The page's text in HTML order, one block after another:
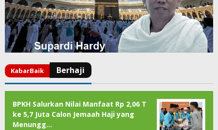
BPKH Salurkan Nilai Manfaat Rp 2,06 T
ke 5,7 Juta Calon Jemaah Haji yang
Menungg…